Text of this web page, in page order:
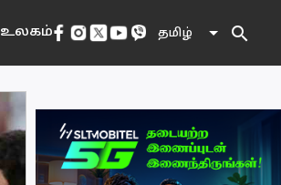
உலகம் தமிழ் search